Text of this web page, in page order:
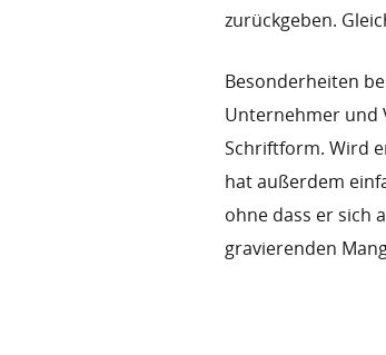
zurückgeben.
Besonderheiten
Unternehmer und
Schriftform. Wird
hat außerdem
ohne dass er sich
gravierenden